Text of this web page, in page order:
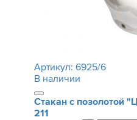
Артикул: 6925/6
В наличии
Стакан с позолотой
211